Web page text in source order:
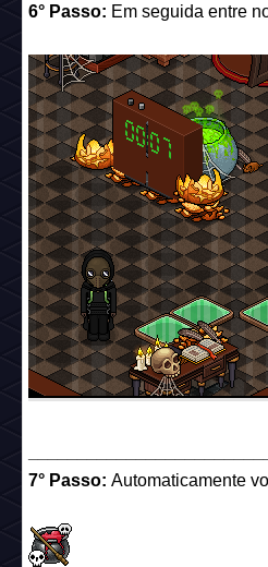
6° Passo: Em seguida entre
7° Passo: Automaticamente